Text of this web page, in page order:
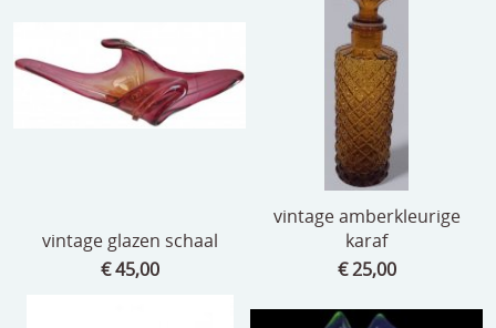
vintage glazen schaal
€ 45,00
vintage amberkleurige
karaf
€ 25,00